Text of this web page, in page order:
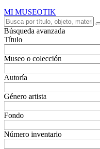
MI MUSEOTIK
Búsqueda avanzada
Título
Museo o colección
Autoría
Género artista
Fondo
Número inventario